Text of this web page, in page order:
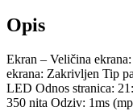
Opis
Ekran – Veličina
ekrana: Zakrivljen Tip
LED Odnos stranica:
350 nita Odziv: 1ms